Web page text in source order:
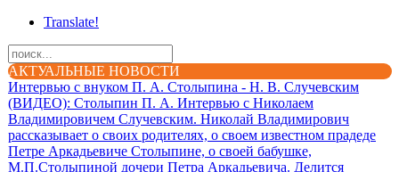
Translate!
АКТУАЛЬНЫЕ НОВОСТИ
Интервью с внуком П. А. Столыпина - Н. В. Случевским
(ВИДЕО): Столыпин П. А. Интервью с Николаем
Владимировичем Случевским. Николай Владимирович
рассказывает о своих родителях, о своем известном прадеде
Петре Аркадьевиче Столыпине, о своей бабушке,
М.П.Столыпиной дочери Петра Аркадьевича. Делится